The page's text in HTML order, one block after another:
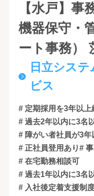
【水戸】事
機器保守・
ート事務）
日立シス
ビス
# 定期採用を3年以上
# 過去2年以内に3名
# 障がい者社員が3
# 正社員登用あり#
# 在宅勤務相談可
# 過去1年以内に3名
# 入社後定着支援制